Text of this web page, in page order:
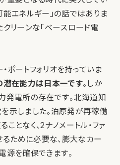
能エネルギー」の話ではありま
リーンな「ベースロード電
ポートフォリオを持っていま
潜在能力は日本一です。しか
発電所の存在です。北海道知
示しました。泊原発が再稼働
となく、2ナノメートル・ファ
ために必要な、膨大なカー
源を確保できます。